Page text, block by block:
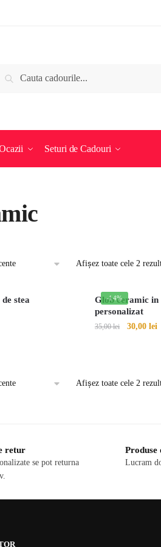
Caută
Seturi de Cadouri
Afișez toate cele 2
stea
-14%
Glob ceramic
personalizat
35,00lei
Prețul
35,00 lei.
30,00 lei
Afișez toate cele 2
retur
se pot returna
Produse
Lucram